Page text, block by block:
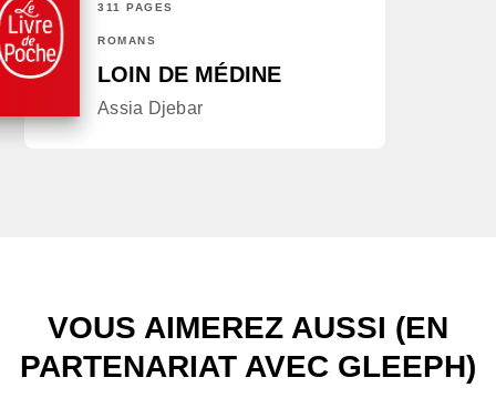
311 PAGES
ROMANS
LOIN DE MÉDINE
Assia Djebar
VOUS AIMEREZ AUSSI (EN
PARTENARIAT AVEC GLEEPH)